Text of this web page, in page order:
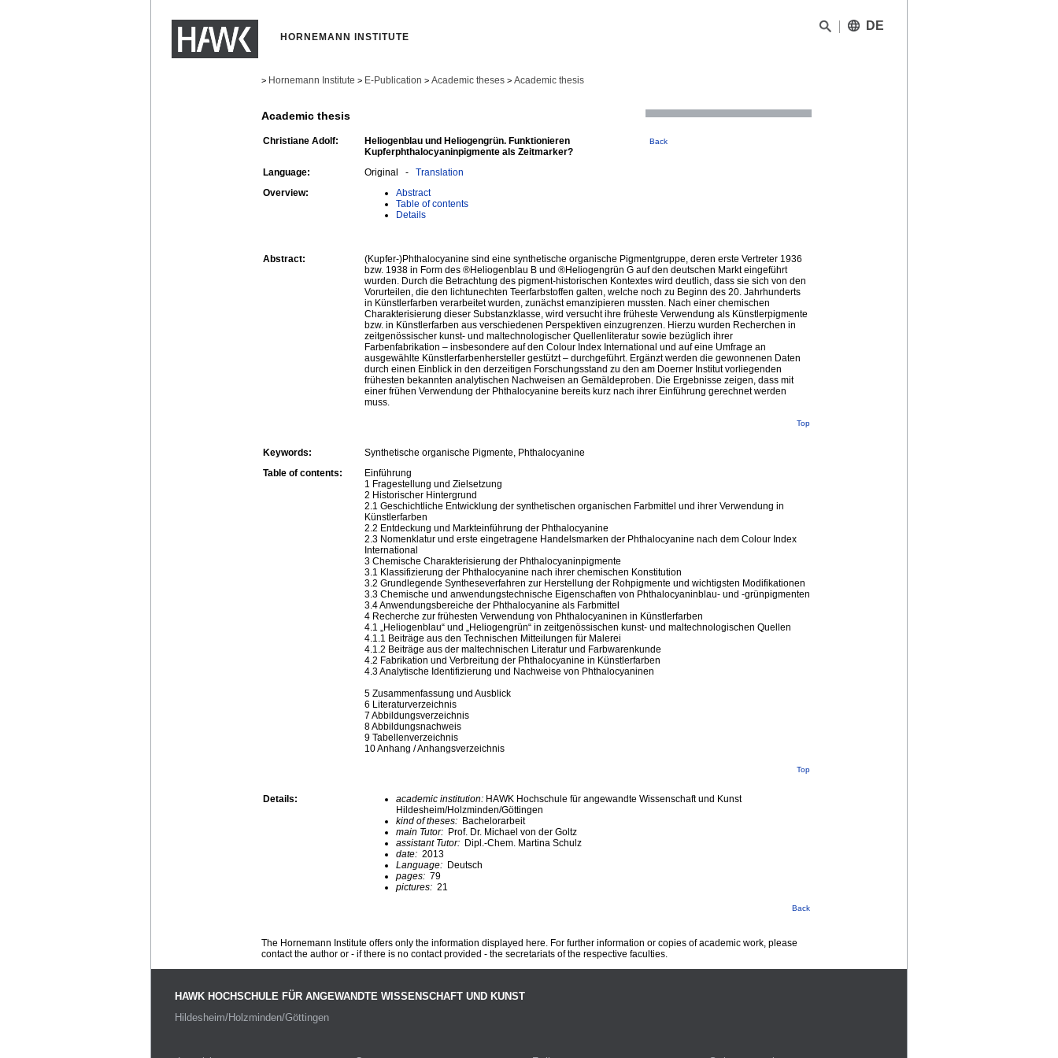
HORNEMANN INSTITUTE
DE
> Hornemann Institute > E-Publication > Academic theses > Academic thesis
Academic thesis
Christiane Adolf:
Heliogenblau und Heliogengrün. Funktionieren
Kupferphthalocyaninpigmente als Zeitmarker?
Back
Language: Original - Translation
Overview:
Abstract
Table of contents
Details
Abstract:
(Kupfer-)Phthalocyanine sind eine synthetische organische Pigmentgruppe, deren erste Vertreter 1936
bzw. 1938 in Form des ®Heliogenblau B und ®Heliogengrün G auf den deutschen Markt eingeführt
wurden. Durch die Betrachtung des pigment-historischen Kontextes wird deutlich, dass sie sich von den
Vorurteilen, die den lichtunechten Teerfarbstoffen galten, welche noch zu Beginn des 20. Jahrhunderts
in Künstlerfarben verarbeitet wurden, zunächst emanzipieren mussten. Nach einer chemischen
Charakterisierung dieser Substanzklasse, wird versucht ihre früheste Verwendung als Künstlerpigmente
bzw. in Künstlerfarben aus verschiedenen Perspektiven einzugrenzen. Hierzu wurden Recherchen in
zeitgenössischer kunst- und maltechnologischer Quellenliteratur sowie bezüglich ihrer
Farbenfabrikation – insbesondere auf den Colour Index International und auf eine Umfrage an
ausgewählte Künstlerfarbenhersteller gestützt – durchgeführt. Ergänzt werden die gewonnenen Daten
durch einen Einblick in den derzeitigen Forschungsstand zu den am Doerner Institut vorliegenden
frühesten bekannten analytischen Nachweisen an Gemäldeproben. Die Ergebnisse zeigen, dass mit
einer frühen Verwendung der Phthalocyanine bereits kurz nach ihrer Einführung gerechnet werden
muss.
Top
Keywords:
Synthetische organische Pigmente, Phthalocyanine
Table of contents:
Einführung
1 Fragestellung und Zielsetzung
2 Historischer Hintergrund
2.1 Geschichtliche Entwicklung der synthetischen organischen Farbmittel und ihrer Verwendung in
Künstlerfarben
2.2 Entdeckung und Markteinführung der Phthalocyanine
2.3 Nomenklatur und erste eingetragene Handelsmarken der Phthalocyanine nach dem Colour Index
International
3 Chemische Charakterisierung der Phthalocyaninpigmente
3.1 Klassifizierung der Phthalocyanine nach ihrer chemischen Konstitution
3.2 Grundlegende Syntheseverfahren zur Herstellung der Rohpigmente und wichtigsten Modifikationen
3.3 Chemische und anwendungstechnische Eigenschaften von Phthalocyaninblau- und -grünpigmenten
3.4 Anwendungsbereiche der Phthalocyanine als Farbmittel
4 Recherche zur frühesten Verwendung von Phthalocyaninen in Künstlerfarben
4.1 „Heliogenblau“ und „Heliogengrün“ in zeitgenössischen kunst- und maltechnologischen Quellen
4.1.1 Beiträge aus den Technischen Mitteilungen für Malerei
4.1.2 Beiträge aus der maltechnischen Literatur und Farbwarenkunde
4.2 Fabrikation und Verbreitung der Phthalocyanine in Künstlerfarben
4.3 Analytische Identifizierung und Nachweise von Phthalocyaninen
5 Zusammenfassung und Ausblick
6 Literaturverzeichnis
7 Abbildungsverzeichnis
8 Abbildungsnachweis
9 Tabellenverzeichnis
10 Anhang / Anhangsverzeichnis
Top
Details: academic institution: HAWK Hochschule für angewandte Wissenschaft und Kunst
Hildesheim/Holzminden/Göttingen
kind of theses: Bachelorarbeit
main Tutor: Prof. Dr. Michael von der Goltz
assistant Tutor: Dipl.-Chem. Martina Schulz
date: 2013
Language: Deutsch
pages: 79
pictures: 21
Back
The Hornemann Institute offers only the information displayed here. For further information or copies of academic work, please
contact the author or - if there is no contact provided - the secretariats of the respective faculties.
HAWK HOCHSCHULE FÜR ANGEWANDTE WISSENSCHAFT UND KUNST
Hildesheim/Holzminden/Göttingen